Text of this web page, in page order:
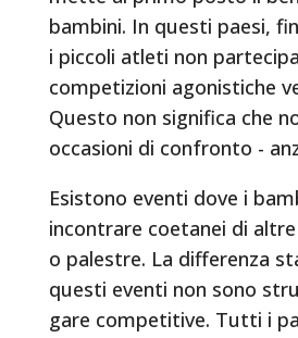
bambini. In questi paesi,
i piccoli atleti non
competizioni agonistiche
Questo non significa che
occasioni di confronto -
Esistono eventi dove i
incontrare coetanei di
o palestre. La differenza
questi eventi non sono
gare competitive. Tutti i